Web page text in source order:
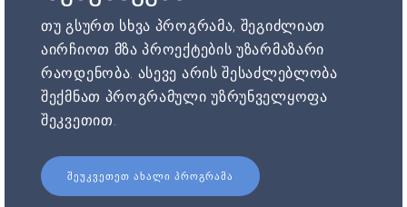
თუ გსურთ სხვა პროგრამა, შეგიძლიათ
აირჩიოთ მზა პროექტების უზარმაზარი
რაოდენობა. ასევე არის შესაძლებლობა
შექმნათ პროგრამული უზრუნველყოფა
შეკვეთით.
ᲨᲔᲣᲙᲕᲔᲗᲔᲗ ᲐᲮᲐᲚᲘ ᲞᲠᲝᲒᲠᲐᲛᲐ